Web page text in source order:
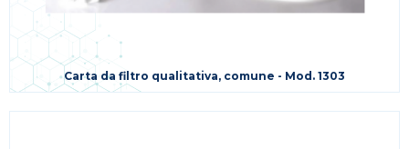
Carta da filtro qualitativa, comune - Mod. 1303